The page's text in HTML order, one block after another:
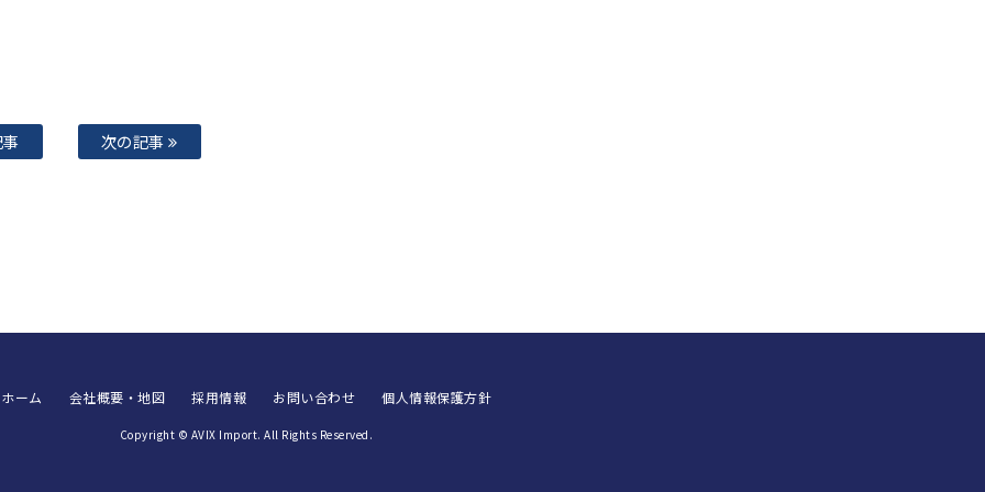
次の記事
ホーム 会社概要・地図 採用情報 お問い合わせ 個人情報保護方針
Copyright © AVIX Import. All Rights Reserved.